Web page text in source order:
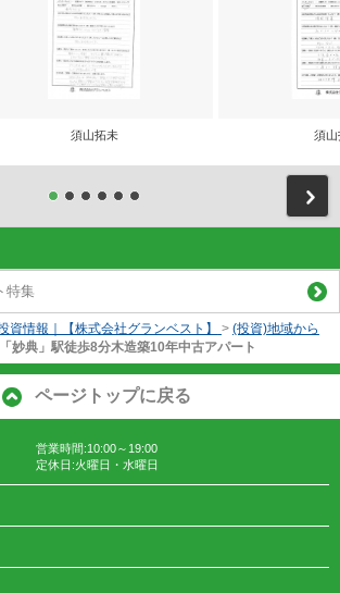
須山拓未 須山
特集
資情報｜【株式会社グランベスト】 > (投資)地域から
妙典」駅徒歩8分木造築10年中古アパート
ページトップに戻る
営業時間:10:00～19:00
定休日:火曜日・水曜日